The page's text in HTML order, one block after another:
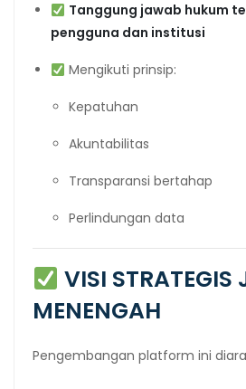
Tanggung jawab hukum
pengguna dan institusi
Mengikuti prinsip:
Kepatuhan
Akuntabilitas
Transparansi bertahap
Perlindungan data
VISI STRATEGIS
MENENGAH
Pengembangan platform ini